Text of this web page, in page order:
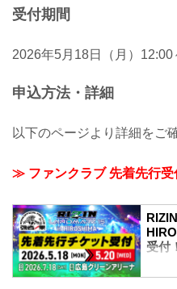
受付期間
2026年5月18日（月）
申込方法・詳細
以下のページより詳細をご
≫ ファンクラブ 先着先行受
受付！